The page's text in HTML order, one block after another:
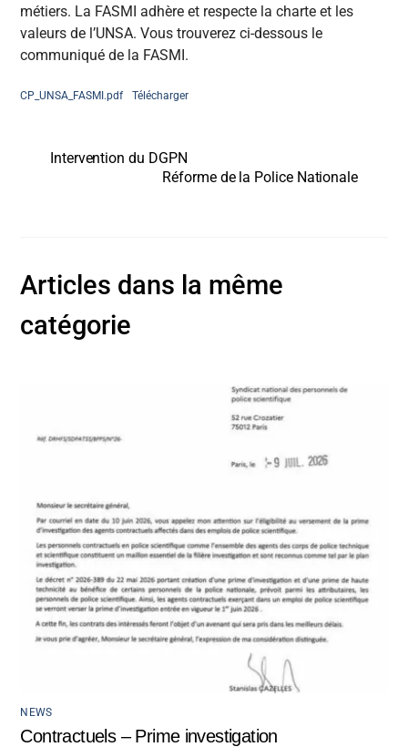
métiers. La FASMI adhère et respecte la charte et les
valeurs de l’UNSA. Vous trouverez ci-dessous le
communiqué de la FASMI.
CP_UNSA_FASMI.pdf Télécharger
Intervention du DGPN
Réforme de la Police Nationale
Articles dans la même
catégorie
NEWS
Contractuels – Prime investigation